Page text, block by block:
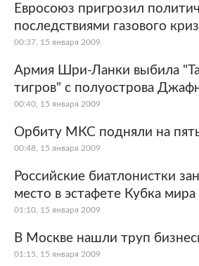
Экономика
Наука и техника
Культура
Ценности
Из жизни
Евросоюз пригрозил
последствиями газового
00:37, 15 января 2009
Армия Шри-Ланки выбила
тигров" с полуострова
00:40, 15 января 2009
Орбиту МКС подняли на
00:48, 15 января 2009
Российские биатлонистки
место в эстафете Кубка мира
01:10, 15 января 2009
В Москве нашли труп
01:15, 15 января 2009